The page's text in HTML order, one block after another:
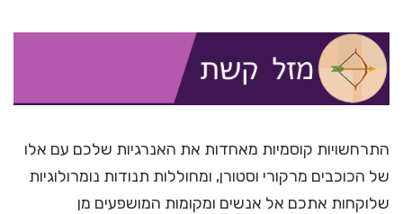
התרחשויות קוסמיות מאחדות את האנרגיות שלכם עם אלו
של הכוכבים מרקורי וסטורן, ומחוללות תנודות נומרולוגיות
שלוקחות אתכם אל אנשים ומקומות המושפעים מן